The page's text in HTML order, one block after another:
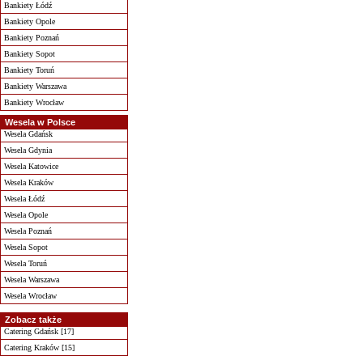
Bankiety Łódź
Bankiety Opole
Bankiety Poznań
Bankiety Sopot
Bankiety Toruń
Bankiety Warszawa
Bankiety Wrocław
Wesela w Polsce
Wesela Gdańsk
Wesela Gdynia
Wesela Katowice
Wesela Kraków
Wesela Łódź
Wesela Opole
Wesela Poznań
Wesela Sopot
Wesela Toruń
Wesela Warszawa
Wesela Wrocław
Zobacz także
Catering Gdańsk [17]
Catering Kraków [15]